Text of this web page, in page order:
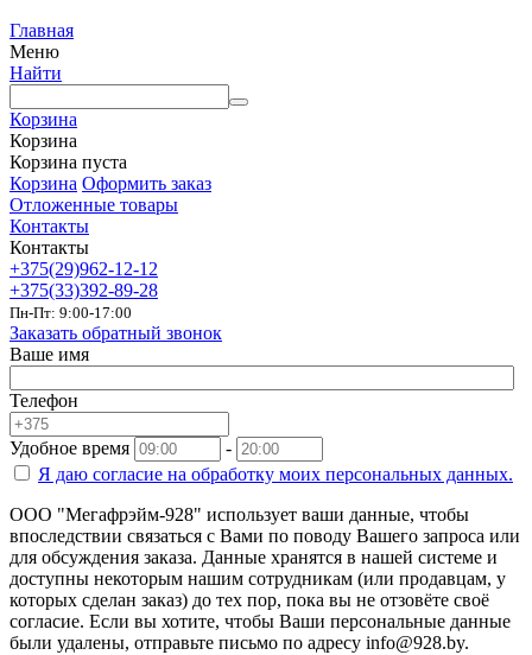
Главная
Меню
Найти
Корзина
Корзина
Корзина пуста
Корзина Оформить заказ
Отложенные товары
Контакты
Контакты
+375(29)962-12-12
+375(33)392-89-28
Пн-Пт: 9:00-17:00
Заказать обратный звонок
Ваше имя
Телефон
Удобное время
-
Я даю согласие на обработку моих персональных данных.
ООО "Мегафрэйм-928" использует ваши данные, чтобы
впоследствии связаться с Вами по поводу Вашего запроса или
для обсуждения заказа. Данные хранятся в нашей системе и
доступны некоторым нашим сотрудникам (или продавцам, у
которых сделан заказ) до тех пор, пока вы не отзовёте своё
согласие. Если вы хотите, чтобы Ваши персональные данные
были удалены, отправьте письмо по адресу info@928.by.